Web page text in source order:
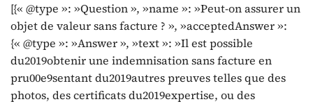
[{« @type »: »Question », »name »: »Peut-on assurer un
objet de valeur sans facture ? », »acceptedAnswer »:
{« @type »: »Answer », »text »: »Il est possible
du2019obtenir une indemnisation sans facture en
pru00e9sentant du2019autres preuves telles que des
photos, des certificats du2019expertise, ou des